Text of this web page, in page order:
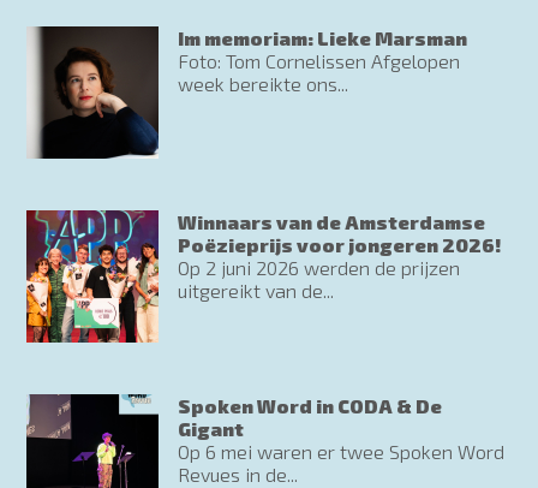
Im memoriam: Lieke Marsman
Foto: Tom Cornelissen Afgelopen
week bereikte ons...
Winnaars van de Amsterdamse
Poëzieprijs voor jongeren 2026!
Op 2 juni 2026 werden de prijzen
uitgereikt van de...
Spoken Word in CODA & De
Gigant
Op 6 mei waren er twee Spoken Word
Revues in de...